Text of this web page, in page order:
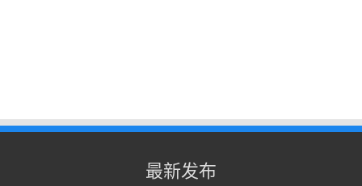
最新发布